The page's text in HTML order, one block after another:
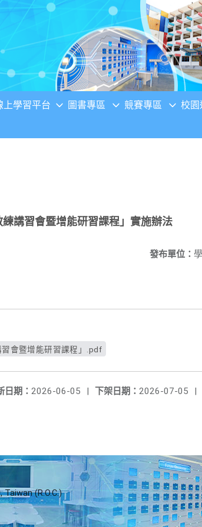
上學習平台 圖書專區 競賽專區 校園
講習會暨增能研習課程」實施辦法
發布單位：
習會暨增能研習課程」.pdf
下架日期： 2026-07-05 |
日期： 2026-06-05 |
(R.O.C.)